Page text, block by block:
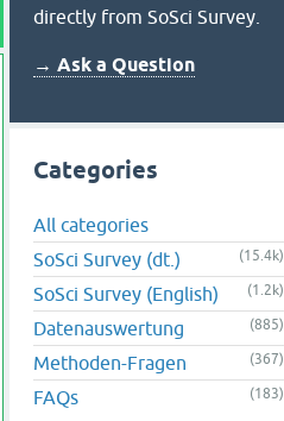
directly from SoSci Survey.
→ Ask a Question
Categories
All categories
SoSci Survey (dt.)
(15.4k)
SoSci Survey (English) (1.2k)
Datenauswertung (885)
Methoden-Fragen (367)
FAQs (183)